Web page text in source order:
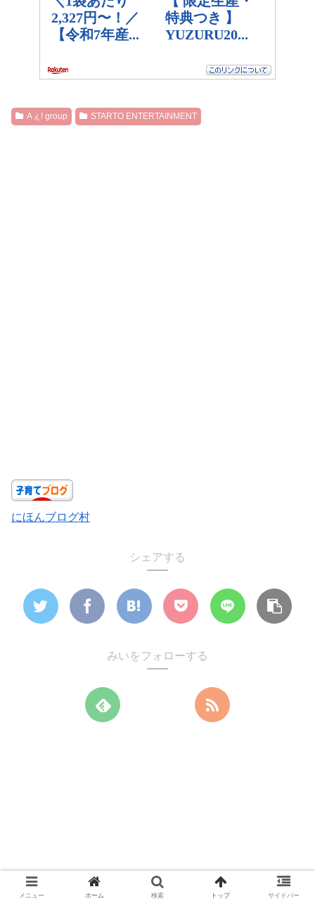
Aぇ! group STARTO ENTERTAINMENT
にほんブログ村
シェアする
みいをフォローする
メニュー ホーム 検索 トップ サイドバー